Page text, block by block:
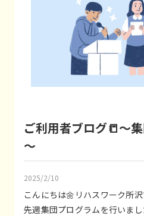
ご利用者ブログ📒～
～
2025/2/10
こんにちは🌼リハスワーク所
先週集団プログラムを行いまし